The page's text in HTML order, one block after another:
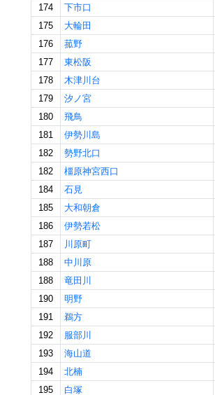
174
下市口
175
大輪田
176
菰野
177
東松阪
178
木津川台
179
汐ノ宮
180
飛鳥
181
伊勢川島
182
勢野北口
182
橿原神宮西口
184
石見
185
大和朝倉
186
伊勢若松
187
川原町
188
中川原
188
竜田川
190
明野
191
鵜方
192
服部川
193
海山道
194
北楠
195
白塚